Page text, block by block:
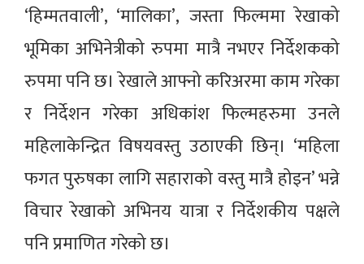
‘हिम्मतवाली’, ‘मालिका’, जस्ता फिल्ममा रेखाको
भूमिका अभिनेत्रीको रुपमा मात्रै नभएर निर्देशकको
रुपमा पनि छ। रेखाले आफ्नो करिअरमा काम गरेका
र निर्देशन गरेका अधिकांश फिल्महरुमा उनले
महिलाकेन्द्रित विषयवस्तु उठाएकी छिन्। ‘महिला
फगत पुरुषका लागि सहाराको वस्तु मात्रै होइन’ भन्ने
विचार रेखाको अभिनय यात्रा र निर्देशकीय पक्षले
पनि प्रमाणित गरेको छ।